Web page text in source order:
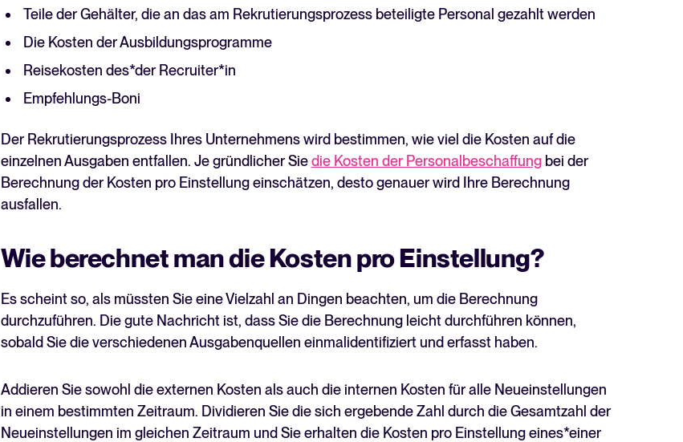
Teile der Gehälter, die an das am Rekrutierungsprozess beteiligte Personal gezahlt werden
Die Kosten der Ausbildungsprogramme
Reisekosten des*der Recruiter*in
Empfehlungs-Boni
Der Rekrutierungsprozess Ihres Unternehmens wird bestimmen, wie viel die Kosten auf die
einzelnen Ausgaben entfallen. Je gründlicher Siedie Kosten der Personalbeschaffungbei der
Berechnung der Kosten pro Einstellung einschätzen, desto genauer wird Ihre Berechnung
ausfallen.
Wie berechnet man die Kosten pro Einstellung?
Es scheint so, als müssten Sie eine Vielzahl an Dingen beachten, um die Berechnung
durchzuführen. Die gute Nachricht ist, dass Sie die Berechnung leicht durchführen können,
sobald Sie die verschiedenen Ausgabenquellen einmalidentifiziert und erfasst haben.
Addieren Sie sowohl die externen Kosten als auch die internen Kosten für alle Neueinstellungen
in einem bestimmten Zeitraum. Dividieren Sie die sich ergebende Zahl durch die Gesamtzahl der
Neueinstellungen im gleichen Zeitraum und Sie erhalten die Kosten pro Einstellung eines*einer